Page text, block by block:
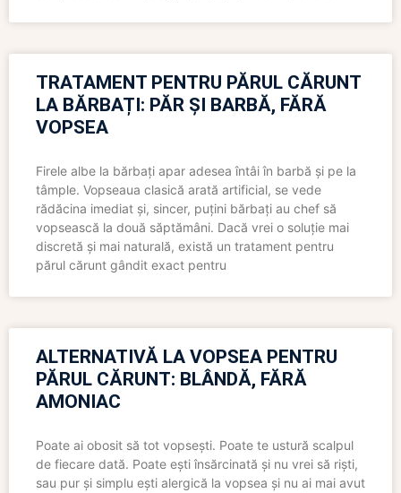
TRATAMENT PENTRU PĂRUL CĂRUNT
LA BĂRBAȚI: PĂR ȘI BARBĂ, FĂRĂ
VOPSEA
Firele albe la bărbați apar adesea întâi în barbă și pe la
tâmple. Vopseaua clasică arată artificial, se vede
rădăcina imediat și, sincer, puțini bărbați au chef să
vopsească la două săptămâni. Dacă vrei o soluție mai
discretă și mai naturală, există un tratament pentru
părul cărunt gândit exact pentru
ALTERNATIVĂ LA VOPSEA PENTRU
PĂRUL CĂRUNT: BLÂNDĂ, FĂRĂ
AMONIAC
Poate ai obosit să tot vopsești. Poate te ustură scalpul
de fiecare dată. Poate ești însărcinată și nu vrei să riști,
sau pur și simplu ești alergică la vopsea și nu ai mai avut